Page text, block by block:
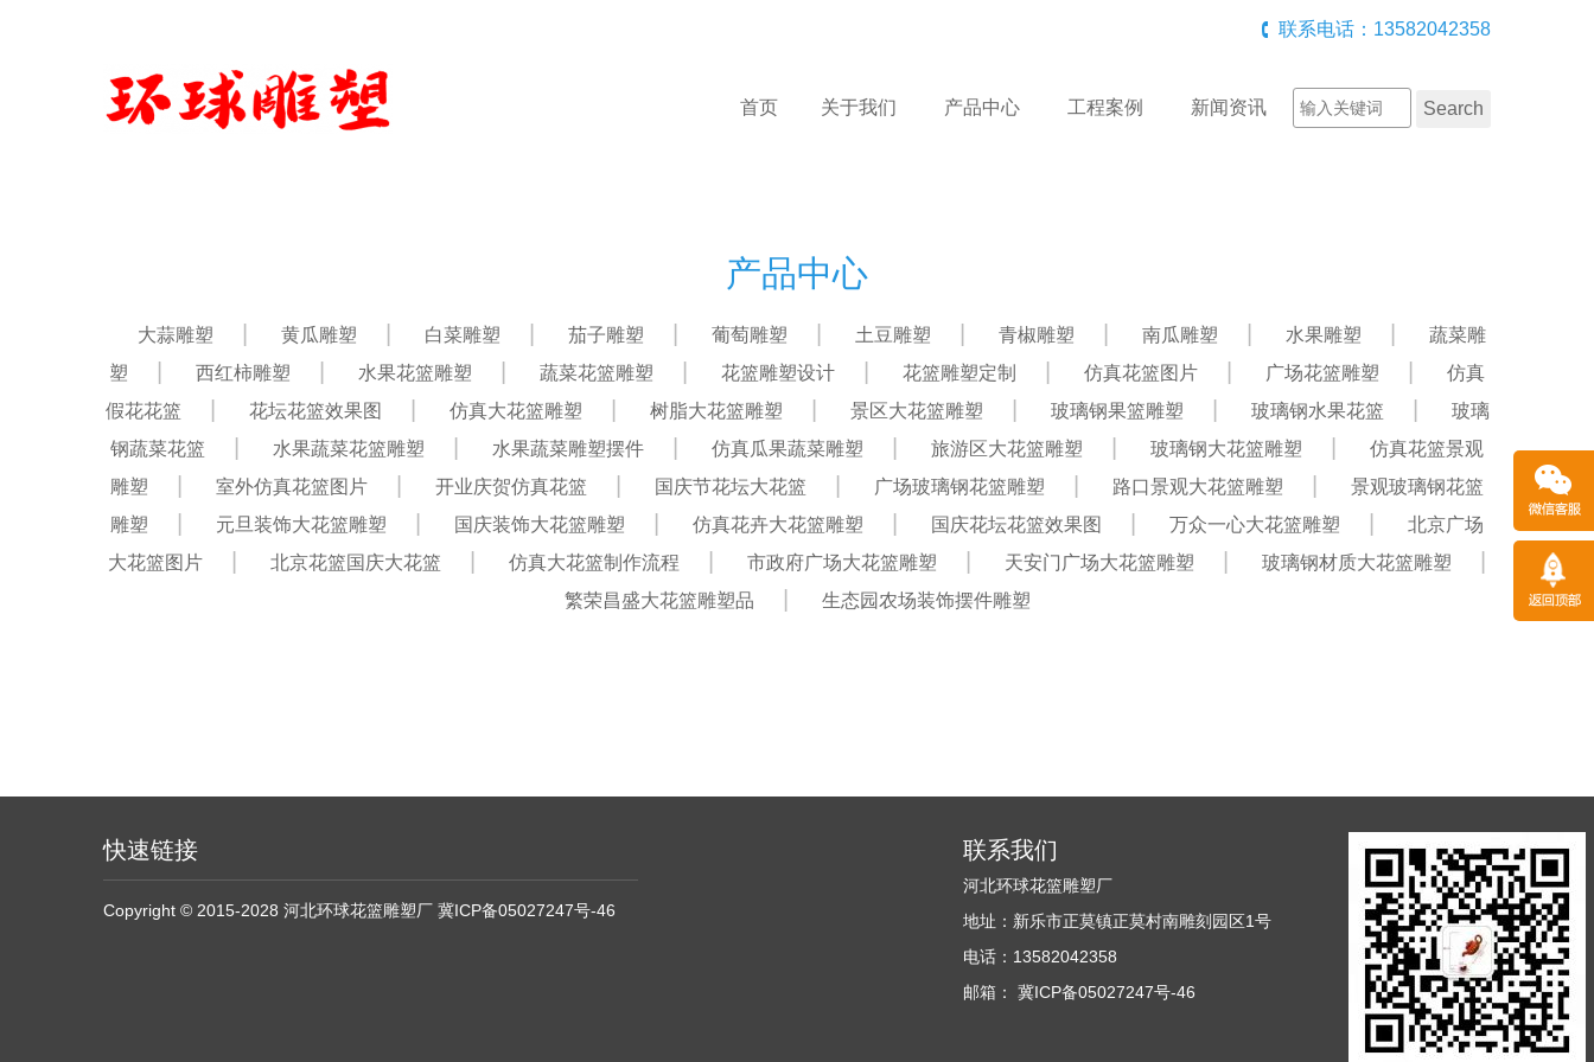
联系电话：13582042358
首页 关于我们 产品中心 工程案例 新闻资讯
产品中心
大蒜雕塑 黄瓜雕塑 白菜雕塑 茄子雕塑 葡萄雕塑 土豆雕塑 青椒雕塑 南瓜雕塑 水果雕塑
蔬菜雕
塑
西红柿雕塑 水果花篮雕塑 蔬菜花篮雕塑 花篮雕塑设计 花篮雕塑定制 仿真花篮图片 广场花篮雕塑
仿真
假花花篮
花坛花篮效果图 仿真大花篮雕塑 树脂大花篮雕塑 景区大花篮雕塑 玻璃钢果篮雕塑 玻璃钢水果花篮
玻璃
钢蔬菜花篮
水果蔬菜花篮雕塑 水果蔬菜雕塑摆件 仿真瓜果蔬菜雕塑 旅游区大花篮雕塑 玻璃钢大花篮雕塑
仿真花篮景观
雕塑
室外仿真花篮图片 开业庆贺仿真花篮 国庆节花坛大花篮 广场玻璃钢花篮雕塑 路口景观大花篮雕塑
景观玻璃钢花篮
雕塑
元旦装饰大花篮雕塑 国庆装饰大花篮雕塑 仿真花卉大花篮雕塑 国庆花坛花篮效果图 万众一心大花篮雕塑
北京广场
大花篮图片
北京花篮国庆大花篮 仿真大花篮制作流程 市政府广场大花篮雕塑 天安门广场大花篮雕塑
玻璃钢材质大花篮雕塑
繁荣昌盛大花篮雕塑品
生态园农场装饰摆件雕塑
快速链接
Copyright © 2015-2028 河北环球花篮雕塑厂 冀ICP备05027247号-46
联系我们
河北环球花篮雕塑厂
地址：新乐市正莫镇正莫村南雕刻园区1号
电话：13582042358
邮箱： 冀ICP备05027247号-46